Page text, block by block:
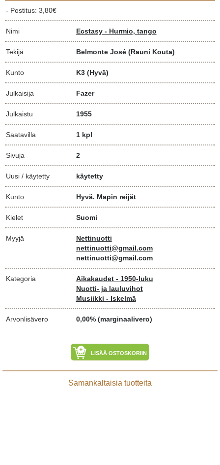
- Postitus: 3,80€
Nimi Ecstasy - Hurmio, tango
Tekijä Belmonte José (Rauni Kouta)
Kunto K3 (Hyvä)
Julkaisija Fazer
Julkaistu 1955
Saatavilla 1 kpl
Sivuja 2
Uusi / käytetty käytetty
Kunto Hyvä. Mapin reijät
Kielet Suomi
Myyjä
Nettinuotti
nettinuotti@gmail.com
nettinuotti@gmail.com
Kategoria
Aikakaudet - 1950-luku
Nuotti- ja lauluvihot
Musiikki - Iskelmä
Arvonlisävero 0,00% (marginaalivero)
LISÄÄ OSTOSKORIIN
Samankaltaisia tuotteita